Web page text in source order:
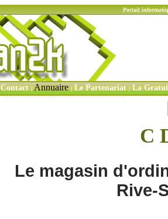
Portail
Contact |Annuaire| Le Partenariat | La
C
Le magasin
Rive-